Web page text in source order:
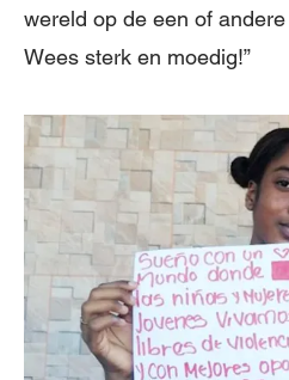
wereld op de een of
Wees sterk en moedig!”